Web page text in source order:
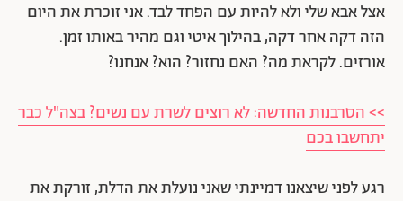
אצל אבא שלי ולא להיות עם הפחד לבד. אני זוכרת את היום
הזה דקה אחר דקה, בהילוך איטי וגם מהיר באותו זמן.
אורזים. לקראת מה? האם נחזור? הוא? אנחנו?
>> הסרבנות החדשה: לא רוצים לשרת עם נשים? בצה"ל כבר
יתחשבו בכם
רגע לפני שיצאנו דמיינתי שאני נועלת את הדלת, זורקת את